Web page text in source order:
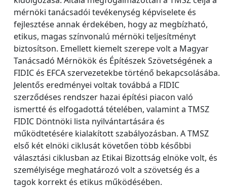
mérnöki tanácsadói tevékenység képviselete és
fejlesztése annak érdekében, hogy az megbízható,
etikus, magas színvonalú mérnöki teljesítményt
biztosítson. Emellett kiemelt szerepe volt a Magyar
Tanácsadó Mérnökök és Építészek Szövetségének a
FIDIC és EFCA szervezetekbe történő bekapcsolásába.
Jelentős eredményei voltak továbbá a FIDIC
szerződéses rendszer hazai építési piacon való
ismertté és elfogadottá tételében, valamint a TMSZ
FIDIC Döntnöki lista nyilvántartására és
működtetésére kialakított szabályozásban. A TMSZ
első két elnöki ciklusát követően több későbbi
választási ciklusban az Etikai Bizottság elnöke volt, és
személyisége meghatározó volt a szövetség és a
tagok korrekt és etikus működésében.